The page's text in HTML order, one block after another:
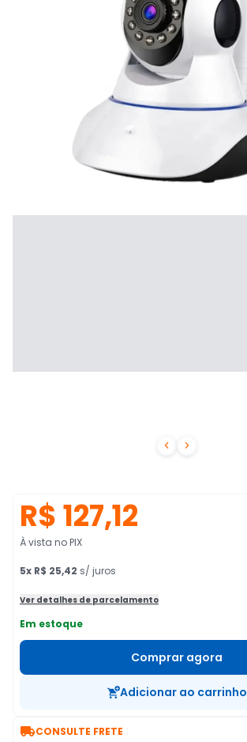
 
R$ 127,12
À vista no PIX
5x R$ 25,42 s/ juros
Ver detalhes de parcelamento
Em estoque
Comprar agora
Adicionar ao carrinho
CONSULTE FRETE